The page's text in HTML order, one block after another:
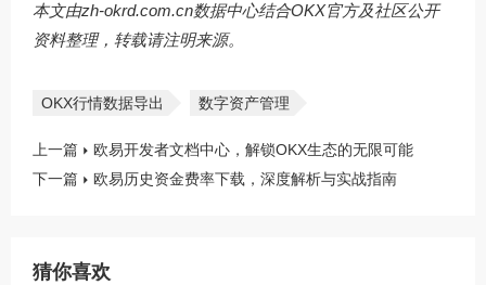
本文由zh-okrd.com.cn数据中心结合OKX官方及社区公开
资料整理，转载请注明来源。
OKX行情数据导出 数字资产管理
上一篇
欧易开发者文档中心，解锁OKX生态的无限可能
下一篇
欧易历史资金费率下载，深度解析与实战指南
猜你喜欢